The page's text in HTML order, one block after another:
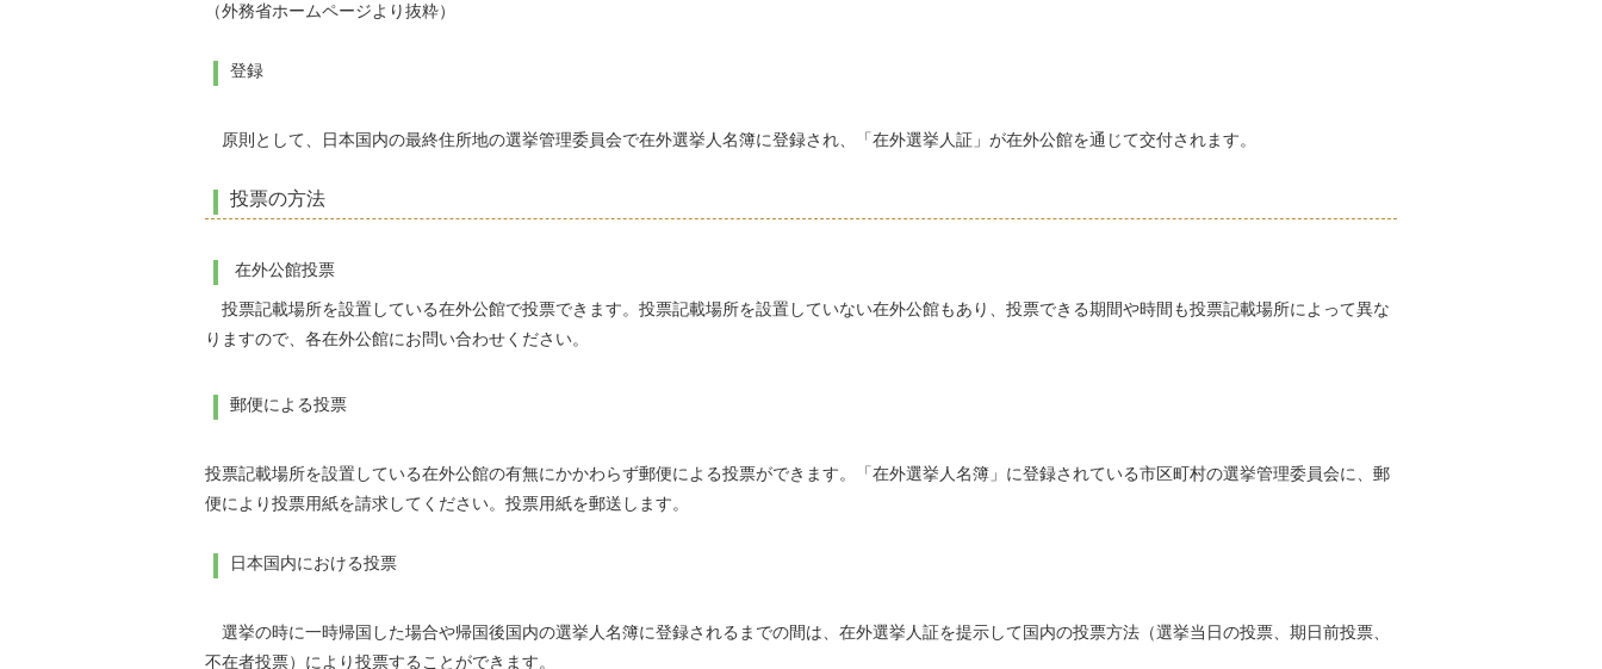
（外務省ホームページより抜粋）
登録
原則として、日本国内の最終住所地の選挙管理委員会で在外選挙人名簿に登録され、「在外選挙人証」が在外公館を通じて交付されます。
投票の方法
在外公館投票
投票記載場所を設置している在外公館で投票できます。投票記載場所を設置していない在外公館もあり、投票できる期間や時間も投票記載場所によって異な
りますので、各在外公館にお問い合わせください。
郵便による投票
投票記載場所を設置している在外公館の有無にかかわらず郵便による投票ができます。「在外選挙人名簿」に登録されている市区町村の選挙管理委員会に、郵
便により投票用紙を請求してください。投票用紙を郵送します。
日本国内における投票
選挙の時に一時帰国した場合や帰国後国内の選挙人名簿に登録されるまでの間は、在外選挙人証を提示して国内の投票方法（選挙当日の投票、期日前投票、
不在者投票）により投票することができます。